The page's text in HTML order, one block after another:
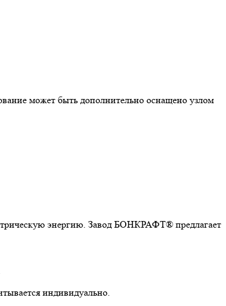
может быть дополнительно оснащено узлом
энергию. Завод БОНКРАФТ® предлагает
индивидуально.